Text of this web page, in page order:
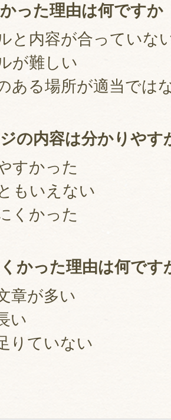
った理由は何ですか
と内容が合っていな
が難しい
ある場所が適当では
の内容は分かりやす
すかった
もいえない
くかった
かった理由は何です
章が多い
い
りていない